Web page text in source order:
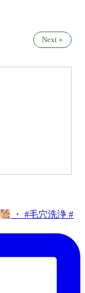
Next »
・ #毛穴洗浄 #